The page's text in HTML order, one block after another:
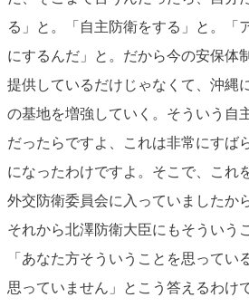
る」と。「自主防衛をする」と。「
にするんだ」と。だから今の安保体
提供しているだけじゃなくて、沖縄
の基地を増強していく。そういう自
だったらですよ、これは非常にすば
になったわけですよ。そこで、これ
外交防衛委員会に入っていましたか
それから北澤防衛大臣にもそういう
「あなた方そういうことを思ってい
思っていません」とこう答えるわけ